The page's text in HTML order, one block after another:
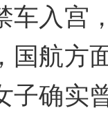
车入宫
国航方
子确实